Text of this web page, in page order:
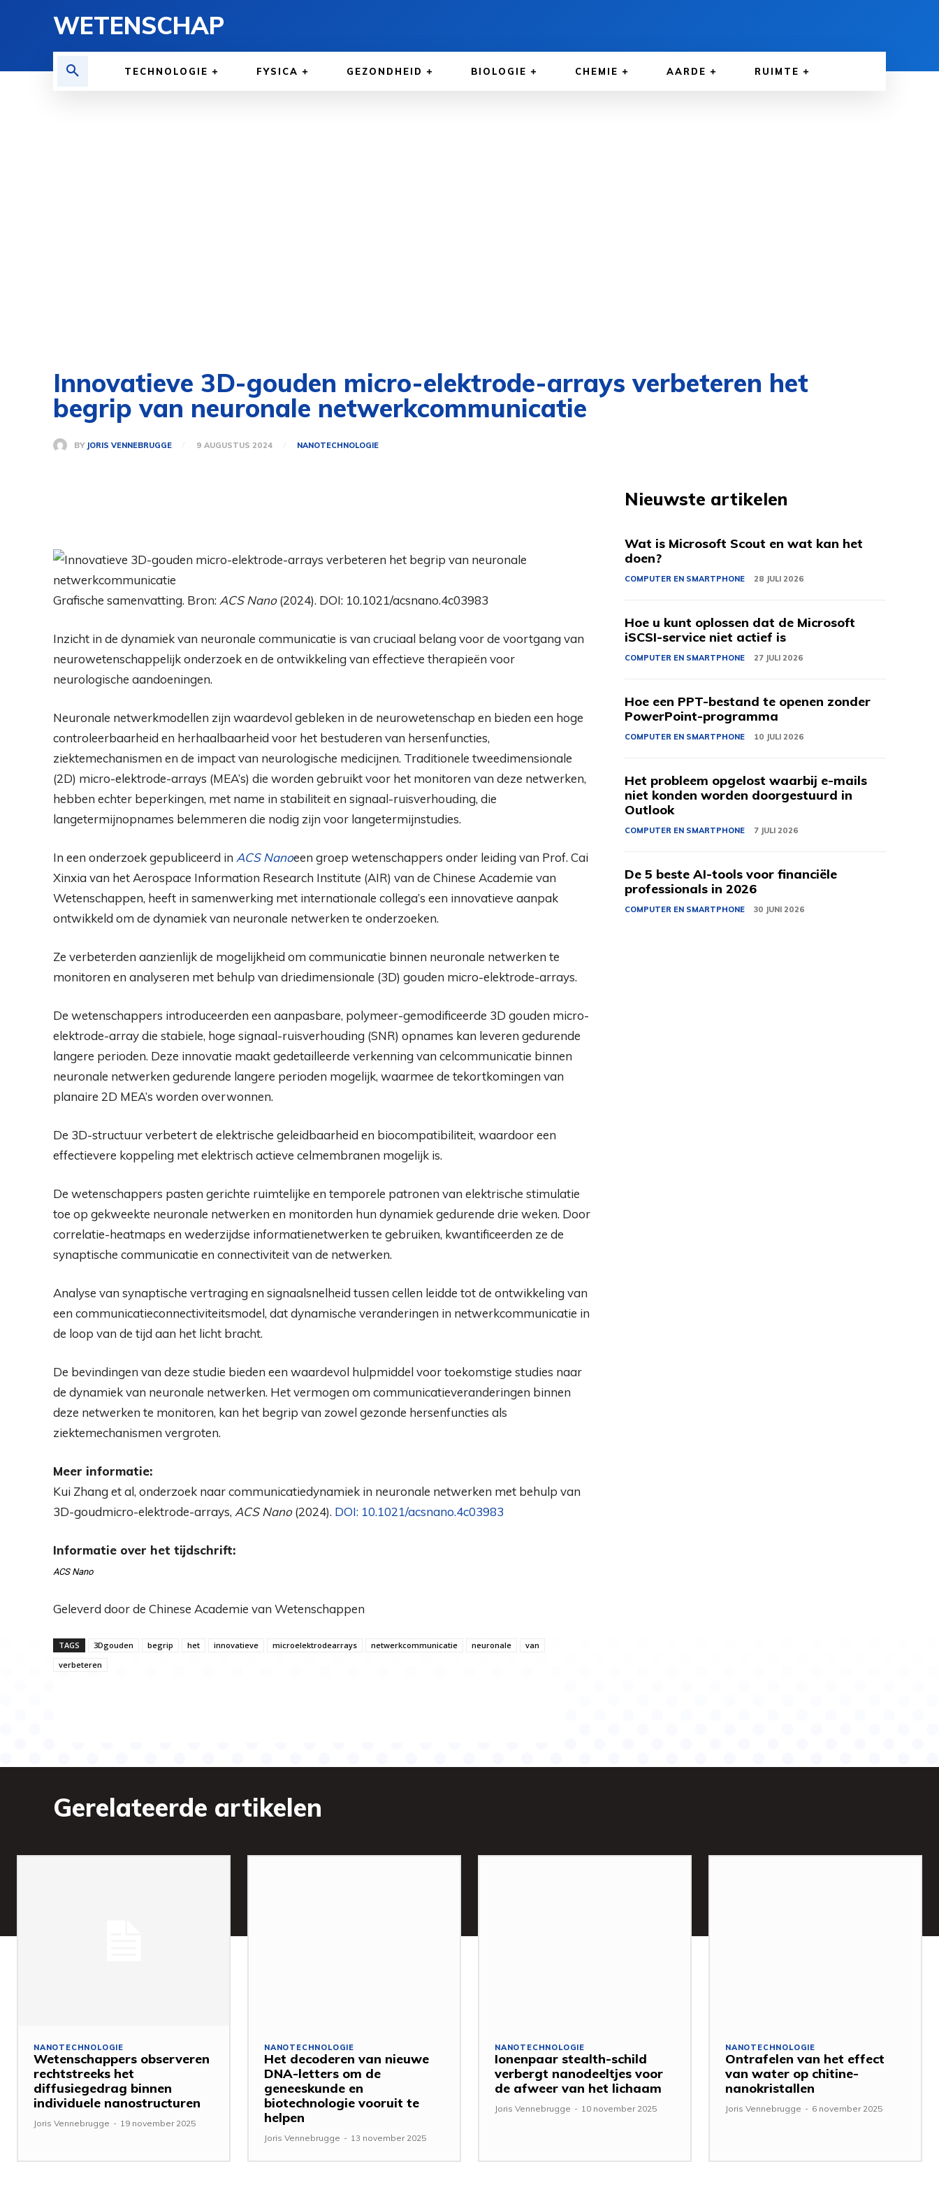
WETENSCHAP
TECHNOLOGIE FYSICA GEZONDHEID BIOLOGIE CHEMIE AARDE RUIMTE
Innovatieve 3D-gouden micro-elektrode-arrays verbeteren het
begrip van neuronale netwerkcommunicatie
BY JORIS VENNEBRUGGE 9 AUGUSTUS 2024 NANOTECHNOLOGIE
Grafische samenvatting. Bron: ACS Nano(2024). DOI: 10.1021/acsnano.4c03983
Inzicht in de dynamiek van neuronale communicatie is van cruciaal belang voor de voortgang van
neurowetenschappelijk onderzoek en de ontwikkeling van effectieve therapieën voor
neurologische aandoeningen.
Neuronale netwerkmodellen zijn waardevol gebleken in de neurowetenschap en bieden een hoge
controleerbaarheid en herhaalbaarheid voor het bestuderen van hersenfuncties,
ziektemechanismen en de impact van neurologische medicijnen. Traditionele tweedimensionale
(2D) micro-elektrode-arrays (MEA’s) die worden gebruikt voor het monitoren van deze netwerken,
hebben echter beperkingen, met name in stabiliteit en signaal-ruisverhouding, die
langetermijnopnames belemmeren die nodig zijn voor langetermijnstudies.
In een onderzoek gepubliceerd in ACS Nanoeen groep wetenschappers onder leiding van Prof. Cai
Xinxia van het Aerospace Information Research Institute (AIR) van de Chinese Academie van
Wetenschappen, heeft in samenwerking met internationale collega’s een innovatieve aanpak
ontwikkeld om de dynamiek van neuronale netwerken te onderzoeken.
Ze verbeterden aanzienlijk de mogelijkheid om communicatie binnen neuronale netwerken te
monitoren en analyseren met behulp van driedimensionale (3D) gouden micro-elektrode-arrays.
De wetenschappers introduceerden een aanpasbare, polymeer-gemodificeerde 3D gouden micro-
elektrode-array die stabiele, hoge signaal-ruisverhouding (SNR) opnames kan leveren gedurende
langere perioden. Deze innovatie maakt gedetailleerde verkenning van celcommunicatie binnen
neuronale netwerken gedurende langere perioden mogelijk, waarmee de tekortkomingen van
planaire 2D MEA’s worden overwonnen.
De 3D-structuur verbetert de elektrische geleidbaarheid en biocompatibiliteit, waardoor een
effectievere koppeling met elektrisch actieve celmembranen mogelijk is.
De wetenschappers pasten gerichte ruimtelijke en temporele patronen van elektrische stimulatie
toe op gekweekte neuronale netwerken en monitorden hun dynamiek gedurende drie weken. Door
correlatie-heatmaps en wederzijdse informatienetwerken te gebruiken, kwantificeerden ze de
synaptische communicatie en connectiviteit van de netwerken.
Analyse van synaptische vertraging en signaalsnelheid tussen cellen leidde tot de ontwikkeling van
een communicatieconnectiviteitsmodel, dat dynamische veranderingen in netwerkcommunicatie in
de loop van de tijd aan het licht bracht.
De bevindingen van deze studie bieden een waardevol hulpmiddel voor toekomstige studies naar
de dynamiek van neuronale netwerken. Het vermogen om communicatieveranderingen binnen
deze netwerken te monitoren, kan het begrip van zowel gezonde hersenfuncties als
ziektemechanismen vergroten.
Meer informatie:
Kui Zhang et al, onderzoek naar communicatiedynamiek in neuronale netwerken met behulp van
3D-goudmicro-elektrode-arrays, ACS Nano(2024). DOI: 10.1021/acsnano.4c03983
Informatie over het tijdschrift:
ACS Nano
Geleverd door de Chinese Academie van Wetenschappen
TAGS 3Dgouden begrip het innovatieve microelektrodearrays netwerkcommunicatie neuronale
van
verbeteren
Nieuwste artikelen
Wat is Microsoft Scout en wat kan het
doen?
COMPUTER EN SMARTPHONE 28 JULI 2026
Hoe u kunt oplossen dat de Microsoft
iSCSI-service niet actief is
COMPUTER EN SMARTPHONE 27 JULI 2026
Hoe een PPT-bestand te openen zonder
PowerPoint-programma
COMPUTER EN SMARTPHONE 10 JULI 2026
Het probleem opgelost waarbij e-mails
niet konden worden doorgestuurd in
Outlook
COMPUTER EN SMARTPHONE 7 JULI 2026
De 5 beste AI-tools voor financiële
professionals in 2026
COMPUTER EN SMARTPHONE 30 JUNI 2026
Gerelateerde artikelen
NANOTECHNOLOGIE
Wetenschappers observeren
rechtstreeks het
diffusiegedrag binnen
individuele nanostructuren
Joris Vennebrugge - 19 november 2025
NANOTECHNOLOGIE
Het decoderen van nieuwe
DNA-letters om de
geneeskunde en
biotechnologie vooruit te
helpen
Joris Vennebrugge - 13 november 2025
NANOTECHNOLOGIE
Ionenpaar stealth-schild
verbergt nanodeeltjes voor
de afweer van het lichaam
Joris Vennebrugge - 10 november 2025
NANOTECHNOLOGIE
Ontrafelen van het effect
van water op chitine-
nanokristallen
Joris Vennebrugge - 6 november 2025